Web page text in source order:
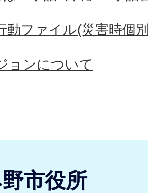
動ファイル(災害時個
ョンについて
市役所